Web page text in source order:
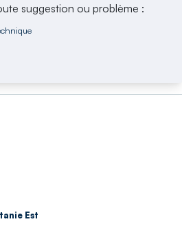
suggestion ou problème :
Est